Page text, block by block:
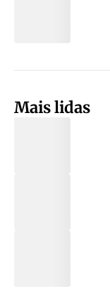
Mais lidas